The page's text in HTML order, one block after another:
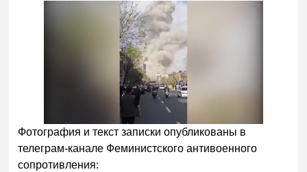
Фотография и текст записки опубликованы в
телеграм-канале Феминистского антивоенного
сопротивления: